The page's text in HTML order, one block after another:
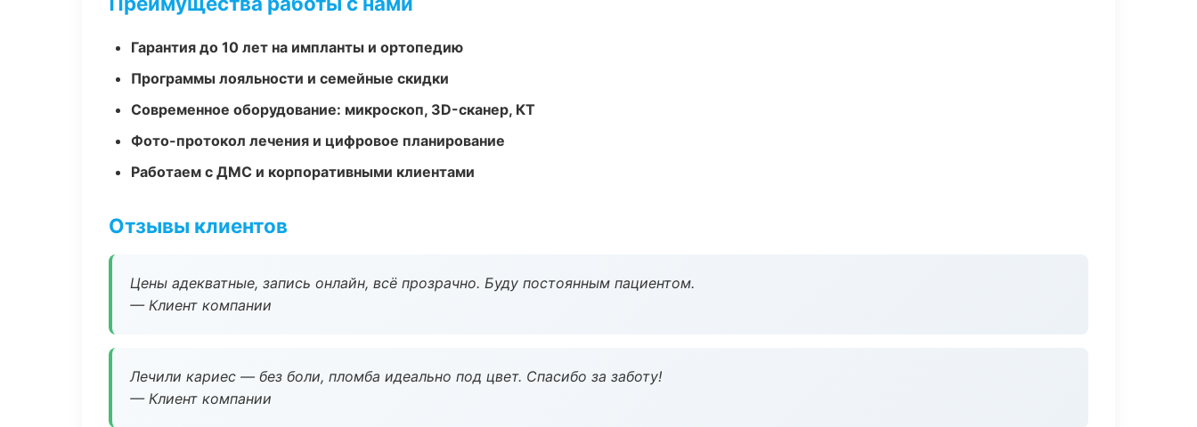
Гарантия до 10 лет на импланты и ортопедию
Программы лояльности и семейные скидки
Современное оборудование: микроскоп, 3D-сканер, КТ
Фото-протокол лечения и цифровое планирование
Работаем с ДМС и корпоративными клиентами
Отзывы клиентов
Цены адекватные, запись онлайн, всё прозрачно. Буду постоянным пациентом.
— Клиент компании
Лечили кариес — без боли, пломба идеально под цвет. Спасибо за заботу!
— Клиент компании